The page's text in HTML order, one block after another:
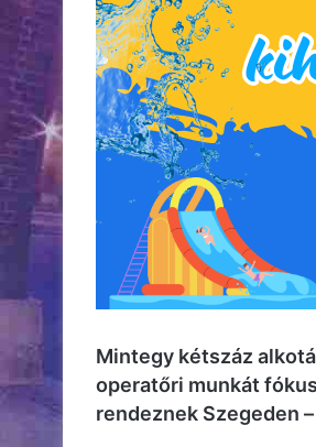
Mintegy kétszáz
operatőri munkát
rendeznek Szegeden